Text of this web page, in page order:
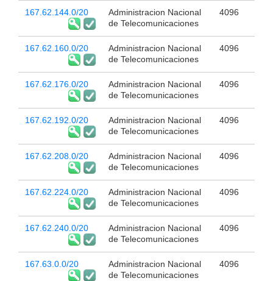
167.62.144.0/20
Administracion Nacional
de Telecomunicaciones
4096
167.62.160.0/20
Administracion Nacional
de Telecomunicaciones
4096
167.62.176.0/20
Administracion Nacional
de Telecomunicaciones
4096
167.62.192.0/20
Administracion Nacional
de Telecomunicaciones
4096
167.62.208.0/20
Administracion Nacional
de Telecomunicaciones
4096
167.62.224.0/20
Administracion Nacional
de Telecomunicaciones
4096
167.62.240.0/20
Administracion Nacional
de Telecomunicaciones
4096
167.63.0.0/20
Administracion Nacional
de Telecomunicaciones
4096